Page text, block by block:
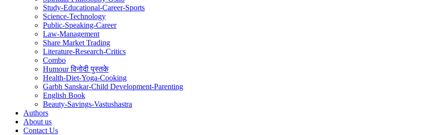
Study-Educational-Career-Sports
Science-Technology
Public-Speaking-Career
Law-Management
Share Market Trading
Literature-Research-Critics
Combo
Humour विनोदी पुस्तके
Health-Diet-Yoga-Cooking
Garbh Sanskar-Child Development-Parenting
English Book
Beauty-Savings-Vastushastra
Authors
About us
Contact Us